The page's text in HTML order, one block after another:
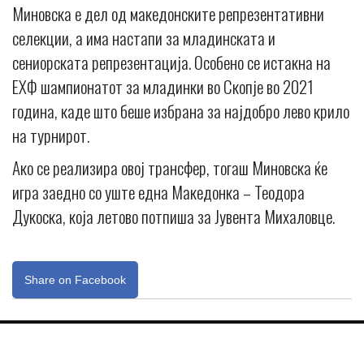
Миновска е дел од македонските репрезентативни
селекции, а има настапи за младинската и
сениорската репрезентација. Особено се истакна на
ЕХФ шампионатот за младинки во Скопје во 2021
година, каде што беше избрана за најдобро лево крило
на турнирот.
Ако се реализира овој трансфер, тогаш Миновска ќе
игра заедно со уште една Македонка – Теодора
Дукоска, која летово потпиша за Јувента Михаловце.
Share on Facebook